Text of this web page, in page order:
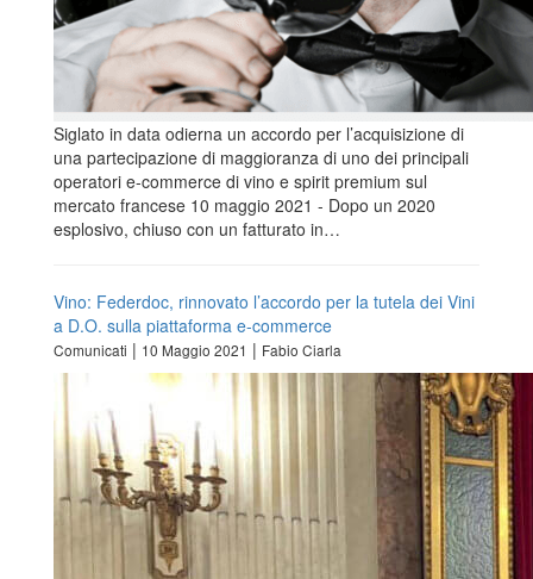
Siglato in data odierna un accordo per l’acquisizione di
una partecipazione di maggioranza di uno dei principali
operatori e-commerce di vino e spirit premium sul
mercato francese 10 maggio 2021 - Dopo un 2020
esplosivo, chiuso con un fatturato in…
Vino: Federdoc, rinnovato l’accordo per la tutela dei Vini
a D.O. sulla piattaforma e-commerce
Comunicati | 10 Maggio 2021 | Fabio Ciarla